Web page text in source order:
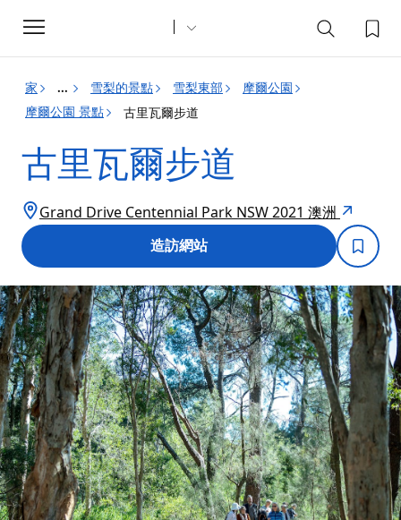
Toggle
navigation
家 ... 雪梨的景點 雪梨東部
摩爾公園
摩爾公園 景點
古里瓦爾步道
古里瓦爾步道
Grand Drive Centennial Park NSW 2021 澳洲
造訪網站